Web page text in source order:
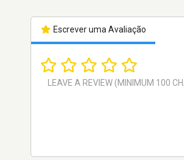
Escrever uma Avaliação